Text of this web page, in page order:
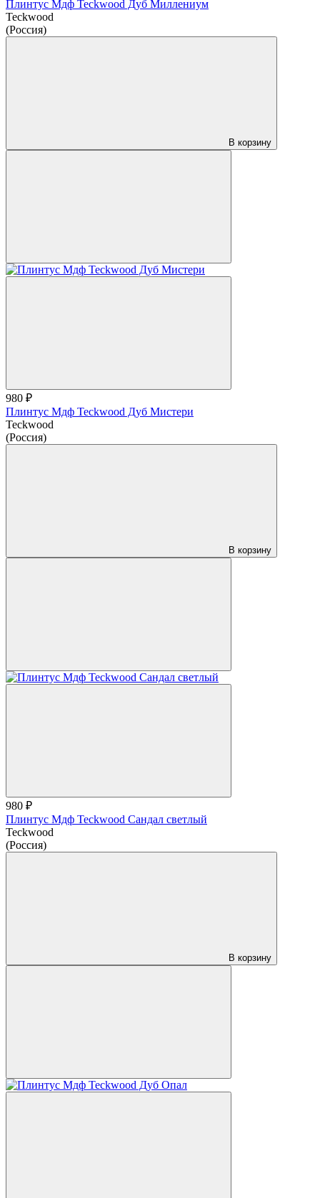
Плинтус Мдф Teckwood Дуб Миллениум
Teckwood
(Россия)
В корзину
980 ₽
Плинтус Мдф Teckwood Дуб Мистери
Teckwood
(Россия)
В корзину
980 ₽
Плинтус Мдф Teckwood Сандал светлый
Teckwood
(Россия)
В корзину